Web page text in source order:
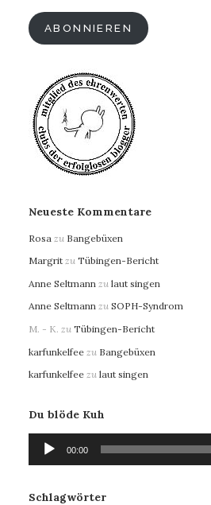
ABONNIEREN
Neueste Kommentare
Rosa zu Bangebüxen
Margrit zu Tübingen-Bericht
Anne Seltmann zu laut singen
Anne Seltmann zu SOPH-Syndrom
M. - K. zu Tübingen-Bericht
karfunkelfee zu Bangebüxen
karfunkelfee zu laut singen
Du blöde Kuh
Audio-
Player
00:00
Schlagwörter